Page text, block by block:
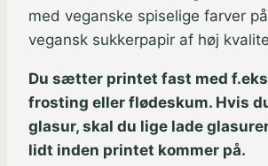
med veganske spiselige farver
vegansk sukkerpapir af høj
Du sætter printet fast med
frosting eller flødeskum. Hvis
glasur, skal du lige lade
lidt inden printet kommer på.